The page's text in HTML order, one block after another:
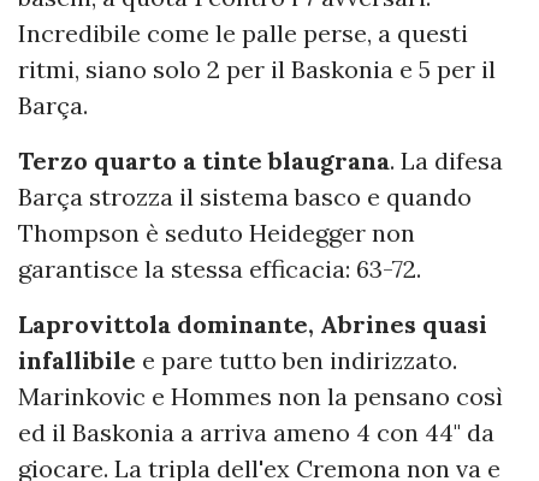
Incredibile come le palle perse, a questi
ritmi, siano solo 2 per il Baskonia e 5 per il
Barça.
Terzo quarto a tinte blaugrana. La difesa
Barça strozza il sistema basco e quando
Thompson è seduto Heidegger non
garantisce la stessa efficacia: 63-72.
Laprovittola dominante, Abrines quasi
infallibile e pare tutto ben indirizzato.
Marinkovic e Hommes non la pensano così
ed il Baskonia a arriva ameno 4 con 44" da
giocare. La tripla dell'ex Cremona non va e